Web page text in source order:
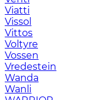
Viatti
Vissol
Vittos
Voltyre
Vossen
Vredestein
Wanda
Wanli